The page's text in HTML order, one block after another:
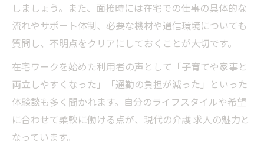
しましょう。また、面接時には在宅での仕事の具体的な
流れやサポート体制、必要な機材や通信環境についても
質問し、不明点をクリアにしておくことが大切です。
在宅ワークを始めた利用者の声として「子育てや家事と
両立しやすくなった」「通勤の負担が減った」といった
体験談も多く聞かれます。自分のライフスタイルや希望
に合わせて柔軟に働ける点が、現代の介護 求人の魅力と
なっています。